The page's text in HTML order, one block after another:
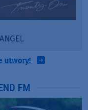
utwory!
FM